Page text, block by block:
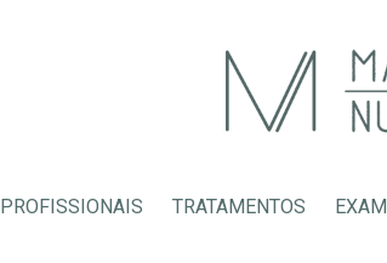
PROFISSIONAIS TRATAMENTOS